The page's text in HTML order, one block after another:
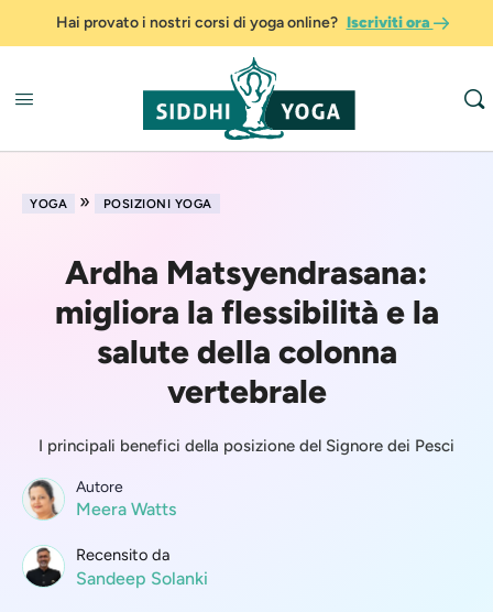
Hai provato i nostri corsi di yoga online? Iscriviti ora
YOGA » POSIZIONI YOGA
Ardha Matsyendrasana:
migliora la flessibilità e la
salute della colonna
vertebrale
I principali benefici della posizione del Signore dei Pesci
Autore
Meera Watts
Recensito da
Sandeep Solanki